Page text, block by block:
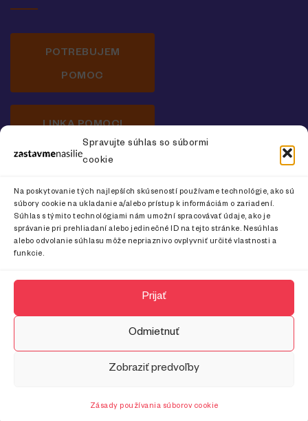
Spravujte súhlas so súbormi
cookie
Na poskytovanie tých najlepších skúseností používame technológie, ako sú
súbory cookie na ukladanie a/alebo prístup k informáciám o zariadení.
Súhlas s týmito technológiami nám umožní spracovávať údaje, ako je
správanie pri prehliadaní alebo jedinečné ID na tejto stránke. Nesúhlas
alebo odvolanie súhlasu môže nepriaznivo ovplyvniť určité vlastnosti a
funkcie.
Prijať
Odmietnuť
Zobraziť predvoľby
Zásady používania súborov cookie
POTREBUJEM
POMOC
LINKA POMOCI
Newsletter o prevencii násilia na ženách
CHCEM ODOBERAŤ